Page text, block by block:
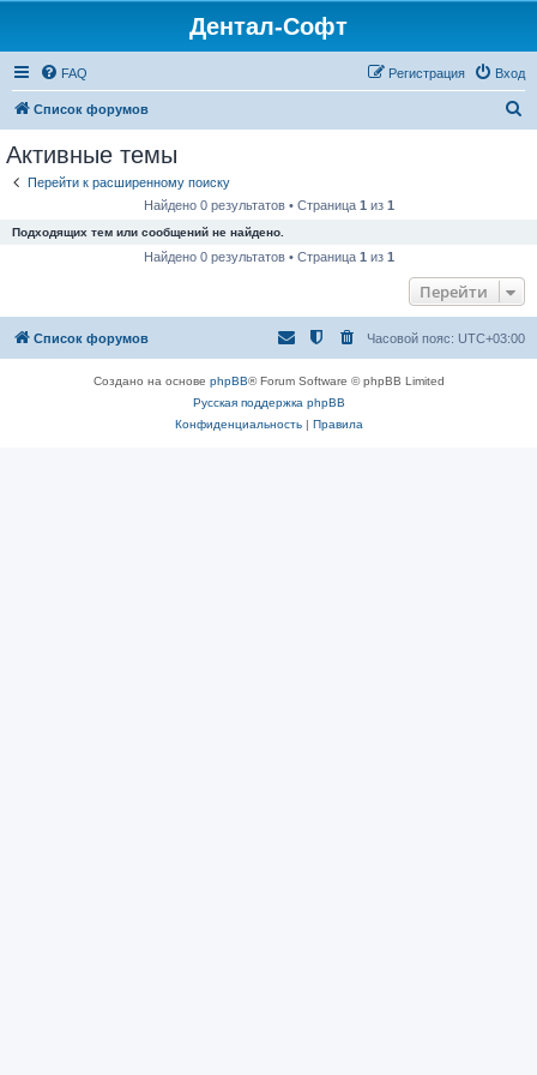
Дентал-Софт
FAQ Вход
Регистрация
Список форумов
Активные темы
Перейти к расширенному поиску
Найдено 0 результатов • Страница 1 из 1
Подходящих тем или сообщений не найдено.
Найдено 0 результатов • Страница 1 из 1
Перейти
Список форумов Часовой пояс: UTC+03:00
Создано на основе phpBB® Forum Software © phpBB Limited
Русская поддержка phpBB
Конфиденциальность| Правила